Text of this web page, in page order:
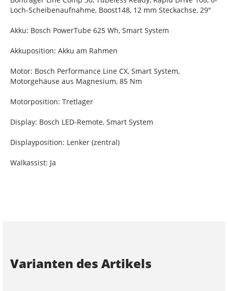
Loch-Scheibenaufnahme, Boost148, 12 mm Steckachse, 29"
Akku: Bosch PowerTube 625 Wh, Smart System
Akkuposition: Akku am Rahmen
Motor: Bosch Performance Line CX, Smart System,
Motorgehäuse aus Magnesium, 85 Nm
Motorposition: Tretlager
Display: Bosch LED-Remote, Smart System
Displayposition: Lenker (zentral)
Walkassist: Ja
Varianten des Artikels